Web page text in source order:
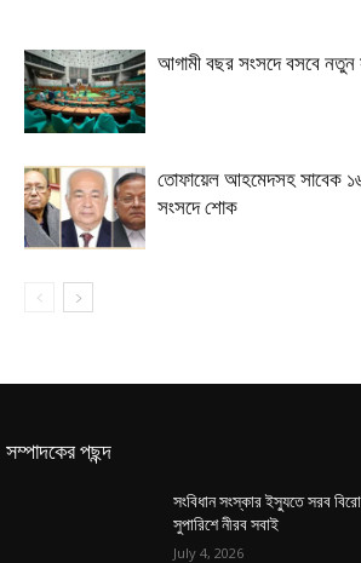
আগামী বছর সংসদে বসবে নতুন
তোফায়েল আহমেদসহ সাবেক
সংসদে শোক
সম্পাদকের পছন্দ
সংবিধান সংস্কার ইস্যুতে সরব
সুপারিশে নীরব সবাই
July 4, 2026